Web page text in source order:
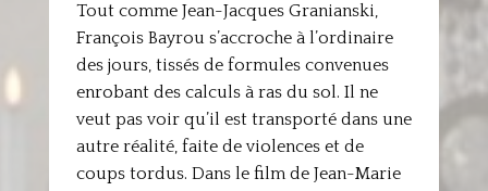
Tout comme Jean-Jacques Granianski,
François Bayrou s’accroche à l’ordinaire
des jours, tissés de formules convenues
enrobant des calculs à ras du sol. Il ne
veut pas voir qu’il est transporté dans une
autre réalité, faite de violences et de
coups tordus. Dans le film de Jean-Marie